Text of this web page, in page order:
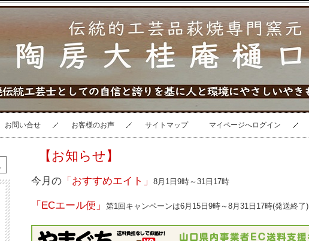
お問い合せ お客様のお声 サイトマップ マイページへログイン
【お知らせ】
今月の 「おすすめエイト」 8月1日9時～31日17時
「ECエール便」 第1回キャンペーンは6月15日9時～8月31日17時(発送終了)